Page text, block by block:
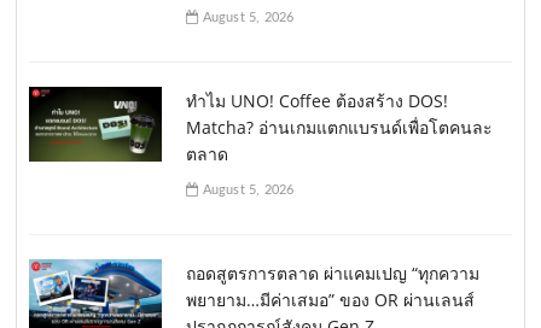
August 5, 2026
ทำไม UNO! Coffee ต้องสร้าง DOS!
Matcha? อ่านเกมแตกแบรนด์เพื่อโตคนละ
ตลาด
August 5, 2026
ถอดสูตรการตลาด ผ่าแคมเปญ “ทุกความ
พยายาม…มีค่าเสมอ” ของ OR ผ่านเลนส์